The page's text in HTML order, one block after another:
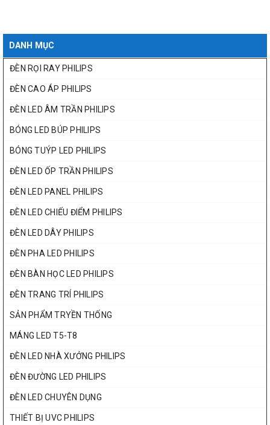
DANH MỤC
ĐÈN RỌI RAY PHILIPS
ĐÈN CAO ÁP PHILIPS
ĐÈN LED ÂM TRẦN PHILIPS
BÓNG LED BÚP PHILIPS
BÓNG TUÝP LED PHILIPS
ĐÈN LED ỐP TRẦN PHILIPS
ĐÈN LED PANEL PHILIPS
ĐÈN LED CHIẾU ĐIỂM PHILIPS
ĐÈN LED DÂY PHILIPS
ĐÈN PHA LED PHILIPS
ĐÈN BÀN HỌC LED PHILIPS
ĐÈN TRANG TRÍ PHILIPS
SẢN PHẨM TRYỀN THỐNG
MÁNG LED T5-T8
ĐÈN LED NHÀ XƯỞNG PHILIPS
ĐÈN ĐƯỜNG LED PHILIPS
ĐÈN LED CHUYÊN DỤNG
THIẾT BỊ UVC PHILIPS